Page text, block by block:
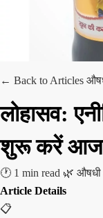
← Back to Articles
लोहासव:
शुरू करें आज
🕐 1 min read 🌿 औषधी
Article Details
📋